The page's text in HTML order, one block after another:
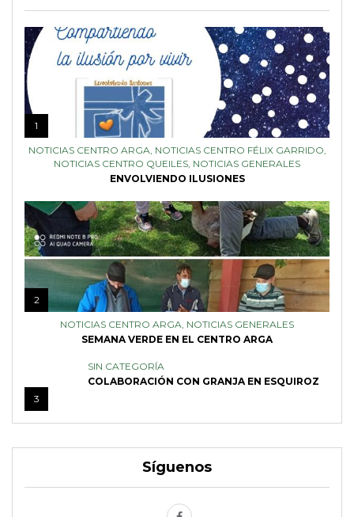
1
NOTICIAS CENTRO ARGA NOTICIAS CENTRO FÉLIX GARRIDO
NOTICIAS CENTRO QUEILES NOTICIAS GENERALES
ENVOLVIENDO ILUSIONES
2
NOTICIAS CENTRO ARGA NOTICIAS GENERALES
SEMANA VERDE EN EL CENTRO ARGA
3
SIN CATEGORÍA
COLABORACIÓN CON GRANJA EN ESQUIROZ
Síguenos